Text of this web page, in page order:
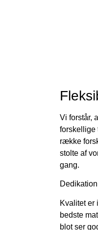
Vi forstår,
forskellige
række
stolte af
gang.
Kvalitet er
bedste
blot ser